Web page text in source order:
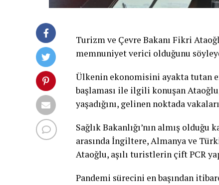
Turizm ve Çevre Bakanı Fikri
memnuniyet verici olduğunu
Ülkenin ekonomisini ayakta tutan
başlaması ile ilgili konuşan
yaşadığını, gelinen noktada
Sağlık Bakanlığı’nın almış
arasında İngiltere, Almanya ve
Ataoğlu, aşılı turistlerin çift PCR
Pandemi sürecini en başından